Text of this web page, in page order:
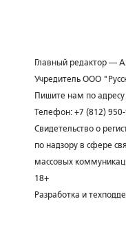
Главный редактор —
Учредитель ООО
Пишите нам по адресу
Телефон: +7 (812)
Свидетельство о
по надзору в сфере
массовых
18+
Разработка и